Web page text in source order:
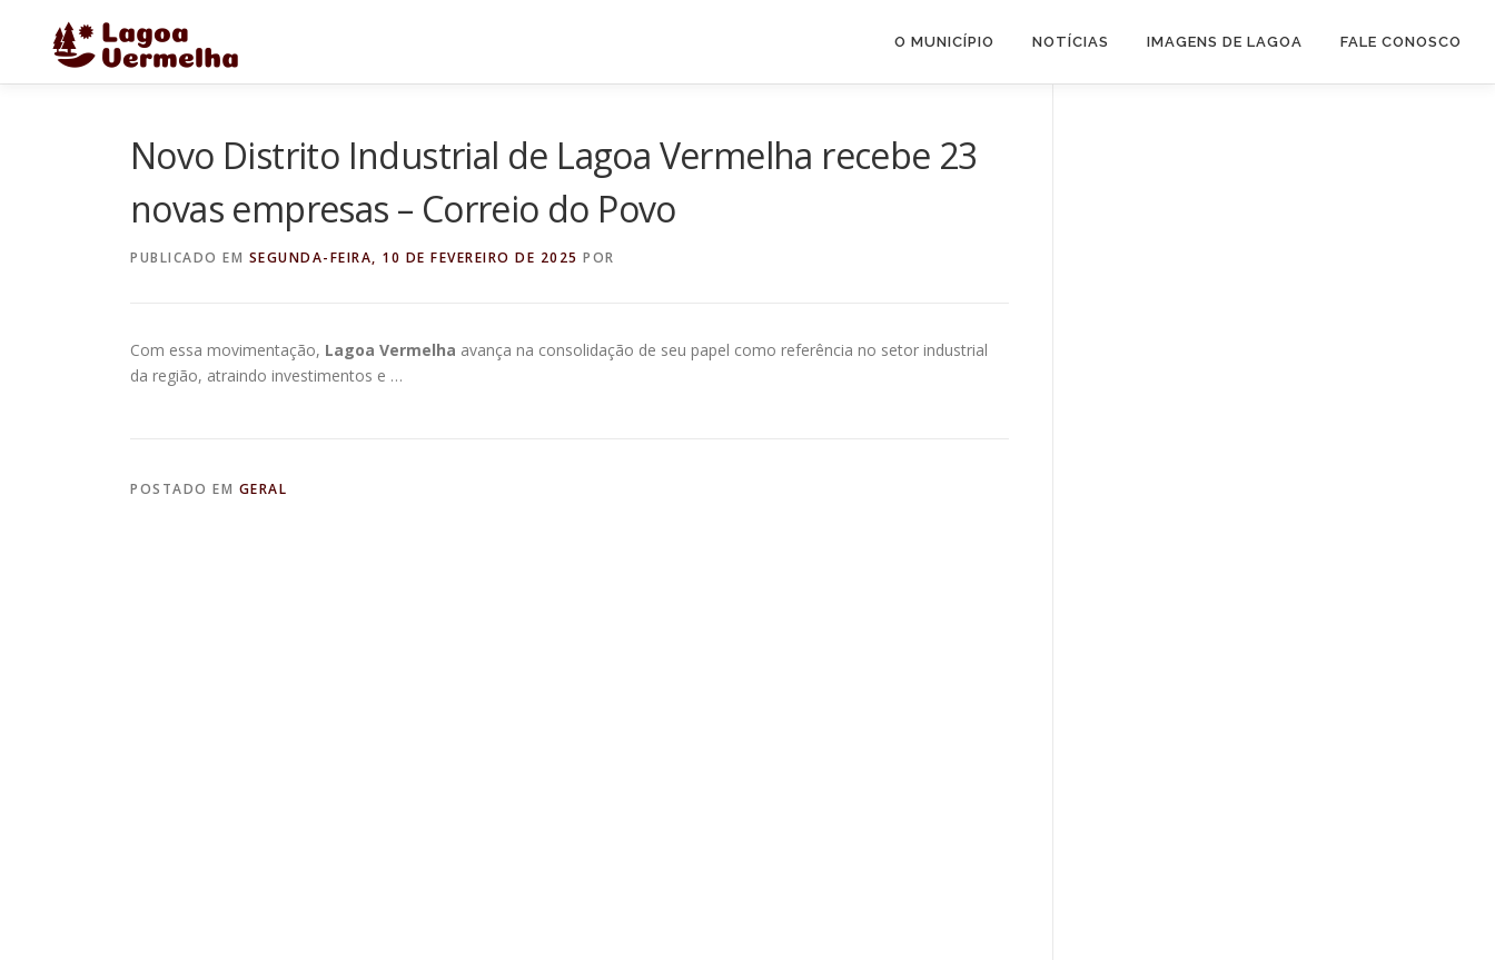
conteúdo
O MUNICÍPIO NOTÍCIAS IMAGENS DE LAGOA FALE CONOSCO
Novo Distrito Industrial de Lagoa Vermelha recebe 23
novas empresas – Correio do Povo
PUBLICADO EM SEGUNDA-FEIRA, 10 DE FEVEREIRO DE 2025 POR
Com essa movimentação, Lagoa Vermelha avança na consolidação de seu papel como referência no setor industrial
da região, atraindo investimentos e …
POSTADO EM GERAL